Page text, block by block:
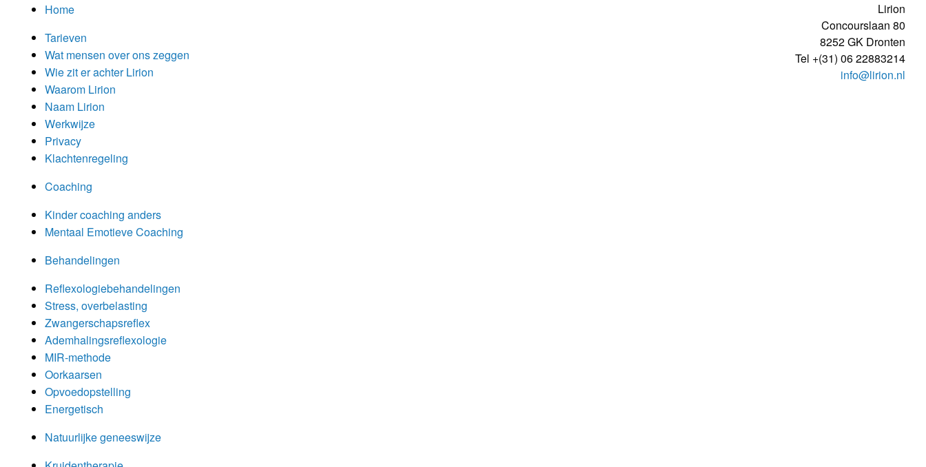
Home
Tarieven
Wat mensen over ons zeggen
Wie zit er achter Lirion
Waarom Lirion
Naam Lirion
Werkwijze
Privacy
Klachtenregeling
Coaching
Kinder coaching anders
Mentaal Emotieve Coaching
Behandelingen
Reflexologiebehandelingen
Stress, overbelasting
Zwangerschapsreflex
Ademhalingsreflexologie
MIR-methode
Oorkaarsen
Opvoedopstelling
Energetisch
Natuurlijke geneeswijze
Lirion
Concourslaan 80
8252 GK Dronten
Tel +(31) 06 22883214
info@lirion.nl